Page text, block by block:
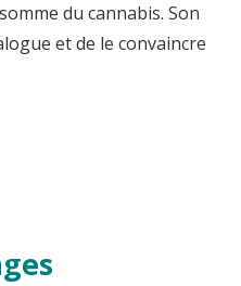
du cannabis. Son
et de le convaincre